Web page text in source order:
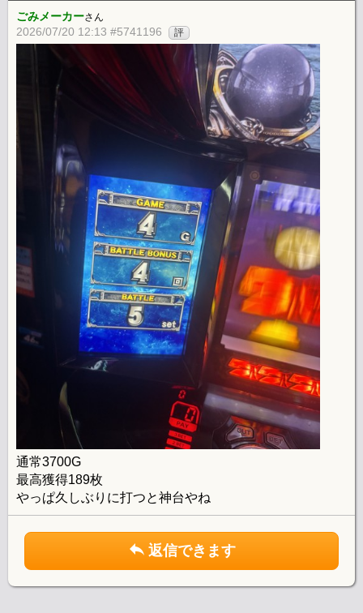
ごみメーカーさん
2026/07/20 12:13 #5741196 評
通常3700G
最高獲得189枚
やっぱ久しぶりに打つと神台やね
返信できます